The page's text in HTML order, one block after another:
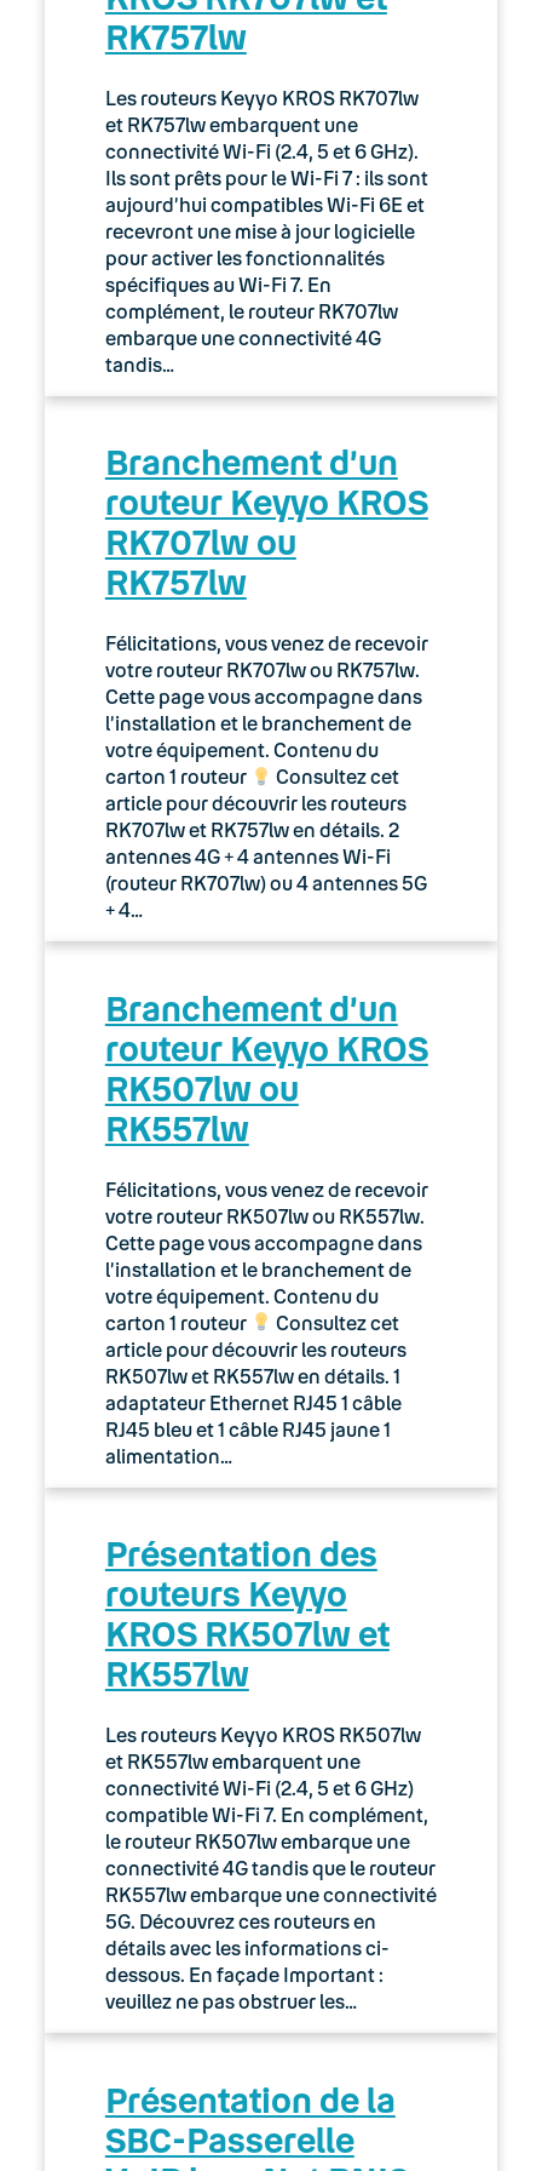
03. Accès Internet
04. Téléphonie fixe
05. Téléphonie Mobile
06. Cybersécurité
Keyyo Connect
Keyyo Visio
RK757lw
Les routeurs Keyyo KROS RK707lw
et RK757lw embarquent une
connectivité Wi-Fi (2.4, 5 et 6 GHz).
Ils sont prêts pour le Wi-Fi 7 : ils sont
aujourd’hui compatibles Wi-Fi 6E et
recevront une mise à jour logicielle
pour activer les fonctionnalités
spécifiques au Wi-Fi 7. En
complément, le routeur RK707lw
embarque une connectivité 4G
tandis…
Branchement d’un
routeur Keyyo KROS
RK707lw ou
RK757lw
Félicitations, vous venez de recevoir
votre routeur RK707lw ou RK757lw.
Cette page vous accompagne dans
l’installation et le branchement de
votre équipement. Contenu du
carton 1 routeur
Consultez cet
article pour découvrir les routeurs
RK707lw et RK757lw en détails. 2
antennes 4G + 4 antennes Wi-Fi
(routeur RK707lw) ou 4 antennes 5G
+ 4…
Branchement d’un
routeur Keyyo KROS
RK507lw ou
RK557lw
Félicitations, vous venez de recevoir
votre routeur RK507lw ou RK557lw.
Cette page vous accompagne dans
l’installation et le branchement de
votre équipement. Contenu du
carton 1 routeur
Consultez cet
article pour découvrir les routeurs
RK507lw et RK557lw en détails. 1
adaptateur Ethernet RJ45 1 câble
RJ45 bleu et 1 câble RJ45 jaune 1
alimentation…
Présentation des
routeurs Keyyo
KROS RK507lw et
RK557lw
Les routeurs Keyyo KROS RK507lw
et RK557lw embarquent une
connectivité Wi-Fi (2.4, 5 et 6 GHz)
compatible Wi-Fi 7. En complément,
le routeur RK507lw embarque une
connectivité 4G tandis que le routeur
RK557lw embarque une connectivité
5G. Découvrez ces routeurs en
détails avec les informations ci-
dessous. En façade Important :
veuillez ne pas obstruer les…
Présentation de la
SBC-Passerelle